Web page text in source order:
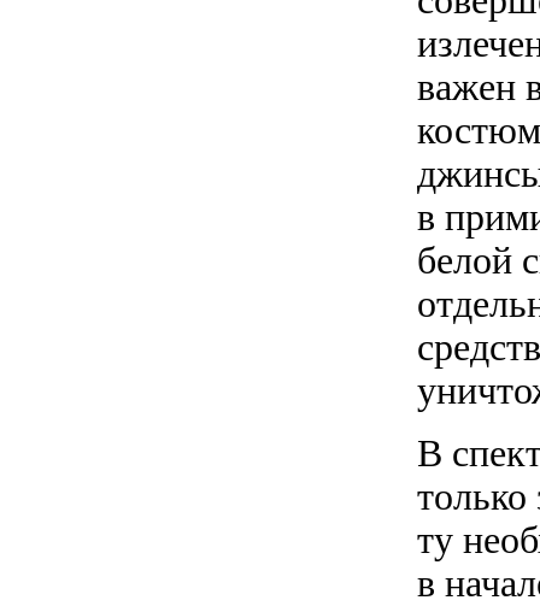
важен
в
белой
В
ту
в